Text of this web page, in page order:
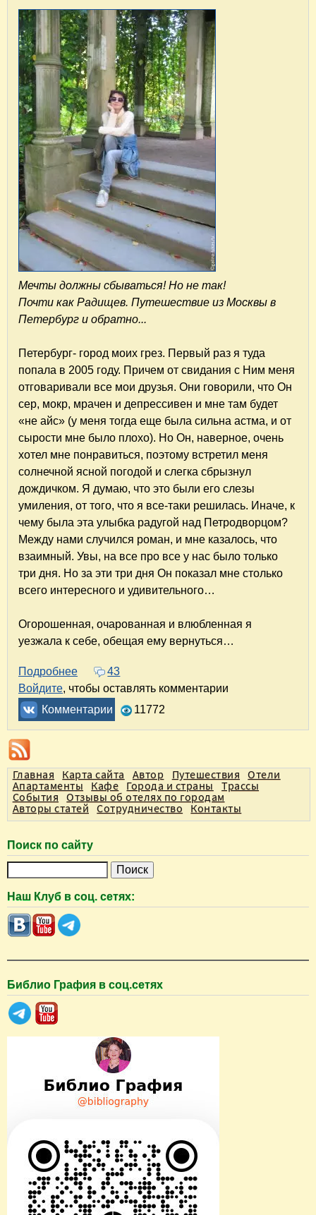
Мечты должны сбываться! Но не так!
Почти как Радищев. Путешествие из Москвы в
Петербург и обратно...
Петербург- город моих грез. Первый раз я туда
попала в 2005 году. Причем от свидания с Ним меня
отговаривали все мои друзья. Они говорили, что Он
сер, мокр, мрачен и депрессивен и мне там будет
«не айс» (у меня тогда еще была сильна астма, и от
сырости мне было плохо). Но Он, наверное, очень
хотел мне понравиться, поэтому встретил меня
солнечной ясной погодой и слегка сбрызнул
дождичком. Я думаю, что это были его слезы
умиления, от того, что я все-таки решилась. Иначе, к
чему была эта улыбка радугой над Петродворцом?
Между нами случился роман, и мне казалось, что
взаимный. Увы, на все про все у нас было только
три дня. Но за эти три дня Он показал мне столько
всего интересного и удивительного…
Огорошенная, очарованная и влюбленная я
уезжала к себе, обещая ему вернуться…
Подробнее о Роман с Петербургом. Эссе
43
Войдите, чтобы оставлять комментарии
Комментарии
11772
Главная Карта сайта Автор Путешествия
Отели
Апартаменты
Кафе Города и страны
Трассы
События
Отзывы об отелях по городам
Авторы статей
Сотрудничество Контакты
Поиск по сайту
и
с
к
Наш Клуб в соц. сетях:
Библио Графия в соц.сетях